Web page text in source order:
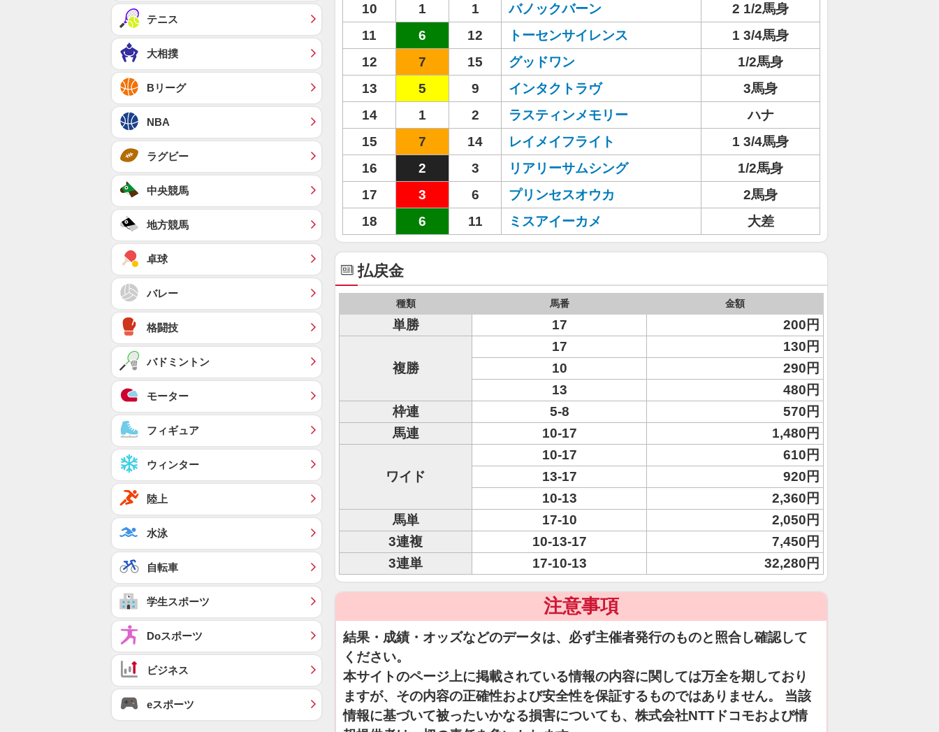
10
1 1 バノックバーン
2 1/2馬身
11
6 12 トーセンサイレンス
1 3/4馬身
12
7 15 グッドワン
1/2馬身
13
5 9 インタクトラヴ
3馬身
14
1 2 ラスティンメモリー
ハナ
15
7 14 レイメイフライト
1 3/4馬身
16
2 3 リアリーサムシング
1/2馬身
17
3 6 プリンセスオウカ
2馬身
18
6 11 ミスアイーカメ 大差
払戻金
種類 馬番 金額
単勝 17 200円
複勝
17
130円
10
290円
13
480円
枠連
5-8
570円
馬連
10-17 1,480円
ワイド
10-17
610円
13-17
920円
10-13
2,360円
馬単
17-10
2,050円
3連複
10-13-17
7,450円
3連単
17-10-13 32,280円
注意事項
結果・成績・オッズなどのデータは、必ず主催者発行のものと照合し確認して
ください。
本サイトのページ上に掲載されている情報の内容に関しては万全を期しており
ますが、その内容の正確性および安全性を保証するものではありません。 当該
情報に基づいて被ったいかなる損害についても、株式会社NTTドコモおよび情
テニス
大相撲
Bリーグ
NBA
ラグビー
中央競馬
地方競馬
卓球
バレー
格闘技
バドミントン
モーター
フィギュア
ウィンター
陸上
水泳
自転車
学生スポーツ
Doスポーツ
ビジネス
eスポーツ